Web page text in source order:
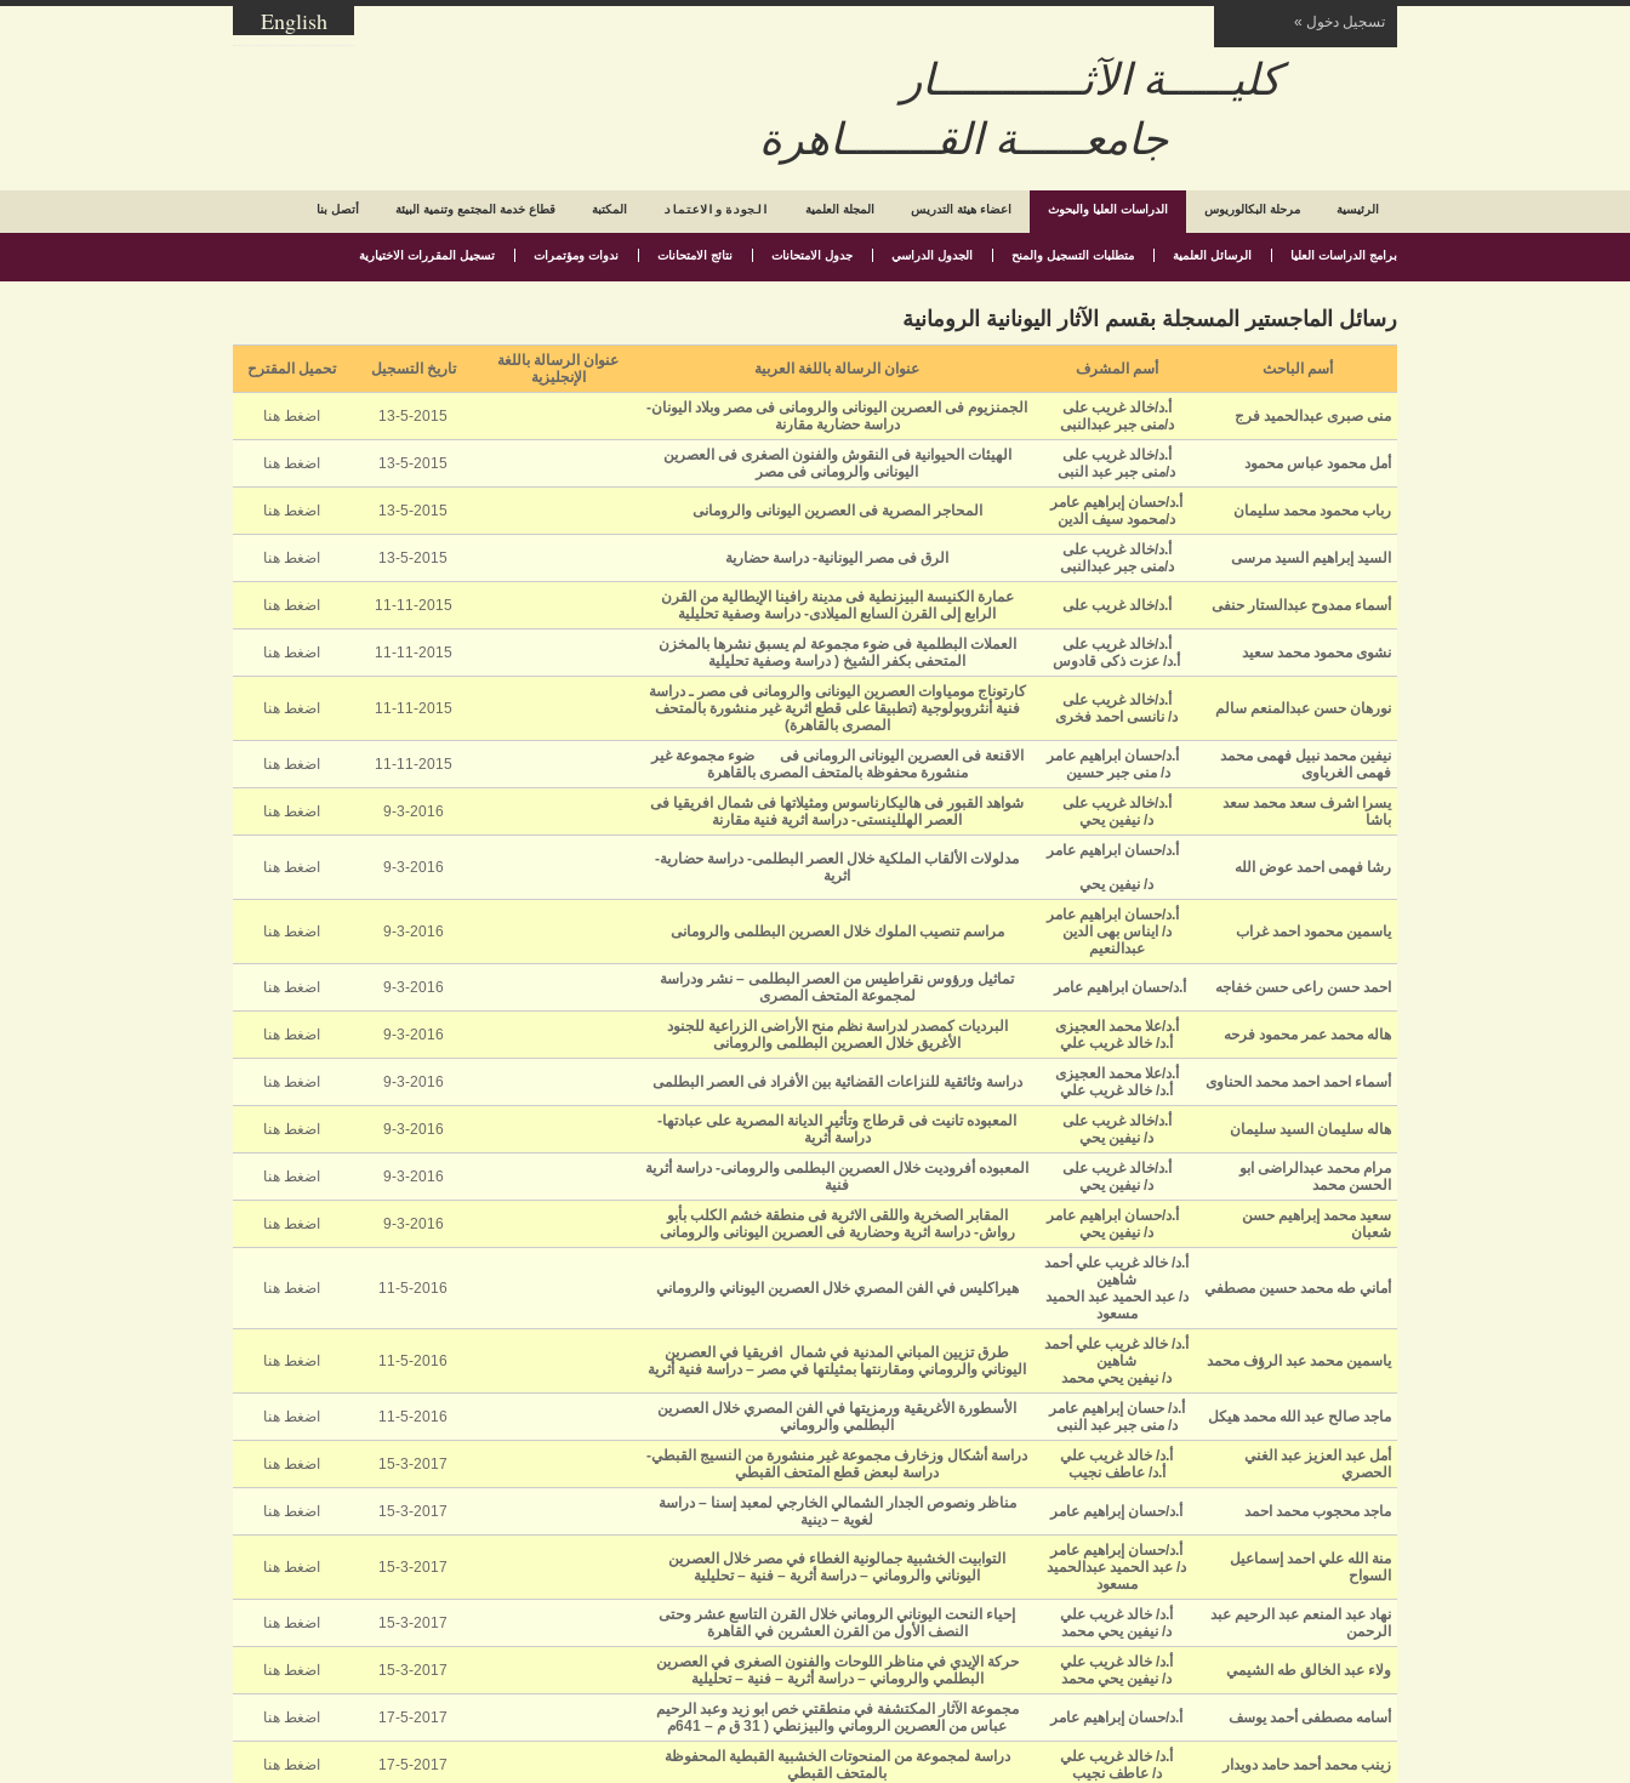
English
تسجيل دخول »
كليـــــة الآثـــــــــــار
جامعـــــة القـــــــاهرة
الرئيسية مرحلة البكالوريوس الدراسات العليا والبحوث
برامج الدراسات العليا الرسائل العلمية متطلبات التسجيل والمنح الجدول الدراسي جدول الامتحانات نتائج الامتحانات ندوات ومؤتمرات تسجيل المقررات الاختيارية
اعضاء هيئة التدريس المجلة العلمية الجودة والاعتماد المكتبة قطاع خدمة المجتمع وتنمية البيئة أتصل بنا
رسائل الماجستير المسجلة بقسم الآثار اليونانية الرومانية
أسم الباحث أسم المشرف عنوان الرسالة باللغة العربية
عنوان الرسالة باللغة
الإنجليزية
تاريخ التسجيل تحميل المقترح
منى صبرى عبدالحميد فرج
أ.د/خالد غريب على
د/منى جبر عبدالنبى
الجمنزيوم فى العصرين اليونانى والرومانى فى مصر وبلاد اليونان-
دراسة حضارية مقارنة
13-5-2015 اضغط هنا
أمل محمود عباس محمود
أ.د/خالد غريب على
د/منى جبر عبد النبى
الهيئات الحيوانية فى النقوش والفنون الصغرى فى العصرين
اليونانى والرومانى فى مصر
13-5-2015 اضغط هنا
رباب محمود محمد سليمان
أ.د/حسان إبراهيم عامر
د/محمود سيف الدين
المحاجر المصرية فى العصرين اليونانى والرومانى 13-5-2015 اضغط هنا
السيد إبراهيم السيد مرسى
أ.د/خالد غريب على
د/منى جبر عبدالنبى
الرق فى مصر اليونانية- دراسة حضارية 13-5-2015 اضغط هنا
أسماء ممدوح عبدالستار حنفى أ.د/خالد غريب على
عمارة الكنيسة البيزنطية فى مدينة رافينا الإيطالية من القرن
الرابع إلى القرن السابع الميلادى- دراسة وصفية تحليلية
11-11-2015 اضغط هنا
نشوى محمود محمد سعيد
أ.د/خالد غريب على
أ.د/ عزت ذكى قادوس
العملات البطلمية فى ضوء مجموعة لم يسبق نشرها بالمخزن
المتحفى بكفر الشيخ ( دراسة وصفية تحليلية
11-11-2015 اضغط هنا
نورهان حسن عبدالمنعم سالم
أ.د/خالد غريب على
د/ نانسى احمد فخرى
كارتوناج مومياوات العصرين اليونانى والرومانى فى مصر ـ دراسة
فنية أنثروبولوجية (تطبيقا على قطع اثرية غير منشورة بالمتحف
المصرى بالقاهرة)
11-11-2015 اضغط هنا
نيفين محمد نبيل فهمى محمد
فهمى الغرباوى
د/ منى جبر حسين
الاقنعة فى العصرين اليونانى الرومانى فى ضوء مجموعة غير
منشورة محفوظة بالمتحف المصرى بالقاهرة
11-11-2015 اضغط هنا
يسرا اشرف سعد محمد سعد
باشا
أ.د/خالد غريب على
د/ نيفين يحي
شواهد القبور فى هاليكارناسوس ومثيلاتها فى شمال افريقيا فى
العصر الهللينستى- دراسة اثرية فنية مقارنة
9-3-2016 اضغط هنا
رشا فهمى احمد عوض الله
د/ نيفين يحي
مدلولات الألقاب الملكية خلال العصر البطلمى- دراسة حضارية-
اثرية
9-3-2016 اضغط هنا
ياسمين محمود احمد غراب
د/ ايناس بهى الدين
عبدالنعيم
مراسم تنصيب الملوك خلال العصرين البطلمى والرومانى 9-3-2016 اضغط هنا
احمد حسن راعى حسن خفاجه أ.د/حسان ابراهيم عامر
تماثيل ورؤوس نقراطيس من العصر البطلمى – نشر ودراسة
لمجموعة المتحف المصرى
9-3-2016 اضغط هنا
هاله محمد عمر محمود فرحه
أ.د/علا محمد العجيزى
أ.د/ خالد غريب علي
البرديات كمصدر لدراسة نظم منح الأراضى الزراعية للجنود
الأغريق خلال العصرين البطلمى والرومانى
9-3-2016 اضغط هنا
أسماء احمد احمد محمد الحناوى
أ.د/علا محمد العجيزى
أ.د/ خالد غريب علي
دراسة وثائقية للنزاعات القضائية بين الأفراد فى العصر البطلمى 9-3-2016 اضغط هنا
هاله سليمان السيد سليمان
أ.د/خالد غريب على
د/ نيفين يحي
المعبوده تانيت فى قرطاج وتأثير الديانة المصرية على عبادتها-
دراسة أثرية
9-3-2016 اضغط هنا
مرام محمد عبدالراضى ابو
الحسن محمد
أ.د/خالد غريب على
د/ نيفين يحي
المعبوده أفروديت خلال العصرين البطلمى والرومانى- دراسة أثرية
فنية
9-3-2016 اضغط هنا
سعيد محمد إبراهيم حسن
شعبان
د/ نيفين يحي
المقابر الصخرية واللقى الاثرية فى منطقة خشم الكلب بأبو
رواش- دراسة اثرية وحضارية فى العصرين اليونانى والرومانى
9-3-2016 اضغط هنا
أماني طه محمد حسين مصطفي
أ.د/ خالد غريب علي أحمد
شاهين
د/ عبد الحميد عبد الحميد
مسعود
هيراكليس في الفن المصري خلال العصرين اليوناني والروماني 11-5-2016 اضغط هنا
ياسمين محمد عبد الرؤف محمد
أ.د/ خالد غريب علي أحمد
شاهين
د/ نيفين يحي محمد
طرق تزيين المباني المدنية في شمال افريقيا في العصرين
اليوناني والروماني ومقارنتها بمثيلتها في مصر – دراسة فنية أثرية
11-5-2016 اضغط هنا
ماجد صالح عبد الله محمد هيكل
أ.د/ حسان إبراهيم عامر
د/ منى جبر عبد النبى
الأسطورة الأغريقية ورمزيتها في الفن المصري خلال العصرين
البطلمي والروماني
11-5-2016 اضغط هنا
أمل عبد العزيز عبد الغني
الحصري
أ.د/ خالد غريب علي
أ.د/ عاطف نجيب
دراسة أشكال وزخارف مجموعة غير منشورة من النسيج القبطي-
دراسة لبعض قطع المتحف القبطي
15-3-2017 اضغط هنا
ماجد محجوب محمد احمد أ.د/حسان إبراهيم عامر
مناظر ونصوص الجدار الشمالي الخارجي لمعبد إسنا – دراسة
لغوية – دينية
15-3-2017 اضغط هنا
منة الله علي احمد إسماعيل
السواح
أ.د/حسان إبراهيم عامر
د/ عبد الحميد عبدالحميد
مسعود
التوابيت الخشبية جمالونية الغطاء في مصر خلال العصرين
اليوناني والروماني – دراسة أثرية – فنية – تحليلية
15-3-2017 اضغط هنا
نهاد عبد المنعم عبد الرحيم عبد
الرحمن
أ.د/ خالد غريب علي
د/ نيفين يحي محمد
إحياء النحت اليوناني الروماني خلال القرن التاسع عشر وحتى
النصف الأول من القرن العشرين في القاهرة
15-3-2017 اضغط هنا
ولاء عبد الخالق طه الشيمي
أ.د/ خالد غريب علي
د/ نيفين يحي محمد
حركة الإيدي في مناظر اللوحات والفنون الصغرى في العصرين
البطلمي والروماني – دراسة أثرية – فنية – تحليلية
15-3-2017 اضغط هنا
أسامه مصطفى أحمد يوسف أ.د/حسان إبراهيم عامر
مجموعة الآثار المكتشفة في منطقتي خص ابو زيد وعبد الرحيم
عباس من العصرين الروماني والبيزنطي ( 31 ق م – 641م
17-5-2017 اضغط هنا
زينب محمد أحمد حامد دويدار
أ.د/ خالد غريب علي
د/ عاطف نجيب
دراسة لمجموعة من المنحوتات الخشبية القبطية المحفوظة
بالمتحف القبطي
17-5-2017 اضغط هنا